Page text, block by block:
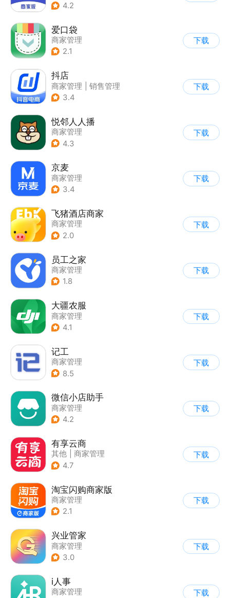
4.2
爱口袋
商家管理
2.1
下载
抖店
商家管理
销售管理
3.4
下载
悦邻人人播
商家管理
4.3
下载
京麦
商家管理
3.4
下载
飞猪酒店商家
商家管理
2.0
下载
员工之家
商家管理
1.8
下载
大疆农服
商家管理
4.1
下载
记工
商家管理
8.5
下载
微信小店助手
商家管理
4.2
下载
有享云商
其他
商家管理
4.7
下载
淘宝闪购商家版
商家管理
2.1
下载
兴业管家
商家管理
3.0
下载
i人事
商家管理
下载